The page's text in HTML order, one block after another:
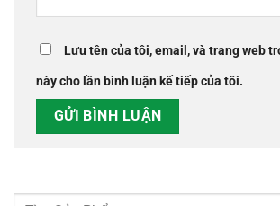
Lưu tên của tôi, email, và trang web
này cho lần bình luận kế tiếp của tôi.